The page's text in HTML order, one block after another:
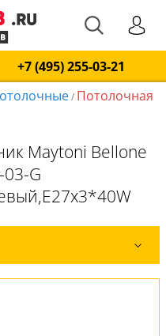
+7 (495) 255-03-21
/ Потолочная
Maytoni Bellone
03-G